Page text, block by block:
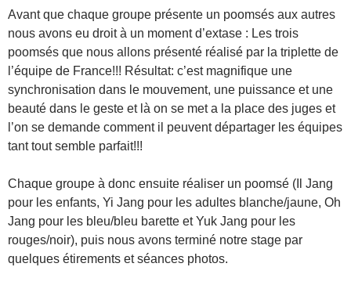
Avant que chaque groupe présente un poomsés aux autres
nous avons eu droit à un moment d’extase : Les trois
poomsés que nous allons présenté réalisé par la triplette de
l’équipe de France!!! Résultat: c’est magnifique une
synchronisation dans le mouvement, une puissance et une
beauté dans le geste et là on se met a la place des juges et
l’on se demande comment il peuvent départager les équipes
tant tout semble parfait!!!
Chaque groupe à donc ensuite réaliser un poomsé (Il Jang
pour les enfants, Yi Jang pour les adultes blanche/jaune, Oh
Jang pour les bleu/bleu barette et Yuk Jang pour les
rouges/noir), puis nous avons terminé notre stage par
quelques étirements et séances photos.